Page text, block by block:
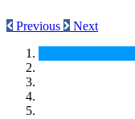
Previous Next